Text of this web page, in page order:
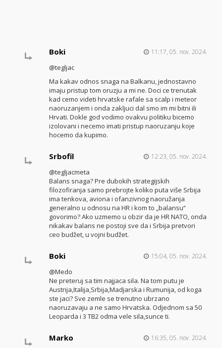
Boki 11:17, 05. nov. 2024.
@tegljac
Ma kakav odnos snaga na Balkanu, jednostavno
imaju pristup tom oruzju a mi ne. Doci ce trenutak
kad cemo videti hrvatske rafale sa scalp i meteor
naoruzanjem i onda zakljuci dal smo im mi bitni ili
Hrvati. Dokle god vodimo ovakvu politiku bicemo
izolovani i necemo imati pristup naoruzanju koje
hocemo da kupimo.
Srbofil 12:23, 05. nov. 2024.
@tegljacmeta
Balans snaga? Pre dubokih strategijskih
filozofiranja samo prebrojte koliko puta više Srbija
ima tenkova, aviona i ofanzivnog naoružanja
generalno u odnosu na HR i kom to „balansu“
govorimo? Ako uzmemo u obzir da je HR NATO, onda
nikakav balans ne postoji sve da i Srbija pretvori
ceo budžet, u vojni budžet.
Boki 15:04, 05. nov. 2024.
@Medo
Ne preteruj sa tim najjaca sila. Na tom putu je
Austrija,Italija,Srbija,Madjarska i Rumunija, od koga
ste jaci? Sve zemle se trenutno ubrzano
naoruzavaju a ne samo Hrvatska. Odjednom sa 50
Leoparda i 3 TB2 odma vele sila,sunce ti.
Marko 16:35, 05. nov. 2024.